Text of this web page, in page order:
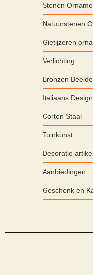
Stenen
Natuurstenen
Gietijzeren
Verlichting
Bronzen
Italiaans Design
Corten Staal
Tuinkunst
Decoratie
Aanbiedingen
Geschenk en